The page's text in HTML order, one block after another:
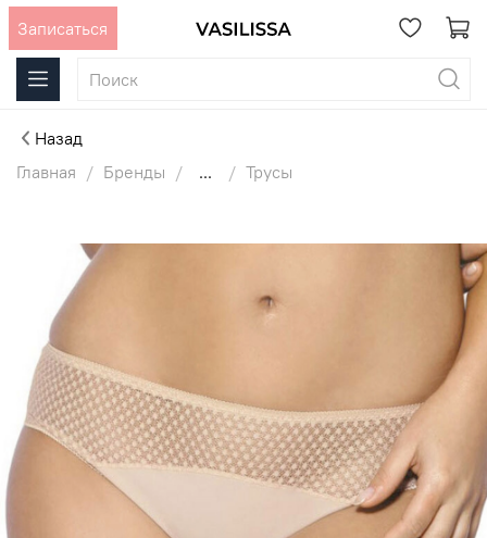
Записаться
Назад
Главная
Бренды ... Трусы